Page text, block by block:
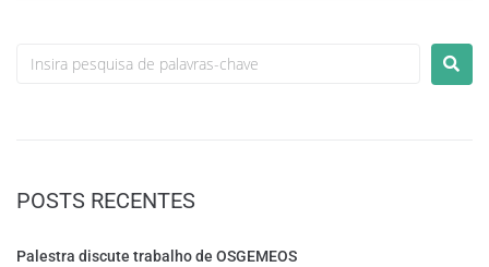
POSTS RECENTES
Palestra discute trabalho de OSGEMEOS